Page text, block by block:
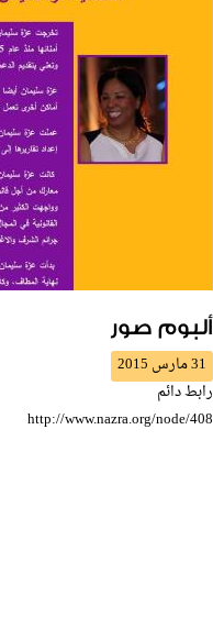
ألبوم صور
31 مارس 2015
رابط دائم
http://www.nazra.org/node/408